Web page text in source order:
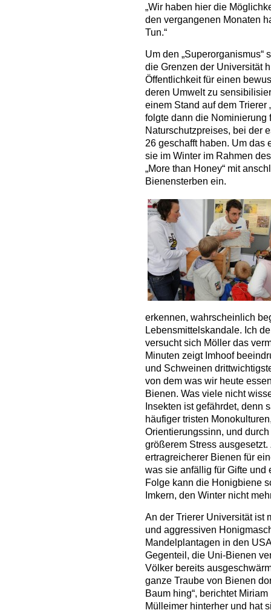
„Wir haben hier die
den vergangenen Monaten
Tun.“
Um den „Superorganismus“
die Grenzen der Universität
Öffentlichkeit für einen
deren Umwelt zu
einem Stand auf dem Trierer
folgte dann die Nominierung
Naturschutzpreises, bei der
26 geschafft haben. Um das
sie im Winter im Rahmen
„More than Honey“ mit
Bienensterben ein.
erkennen, wahrscheinlich
Lebensmittelskandale. Ich
versucht sich Möller das
Minuten zeigt Imhoof
und Schweinen
von dem was wir heute
Bienen. Was viele nicht
Insekten ist gefährdet, denn
häufiger tristen
Orientierungssinn, und
größerem Stress
ertragreicherer Bienen für
was sie anfällig für Gifte und
Folge kann die Honigbiene
Imkern, den Winter nicht
An der Trierer Universität ist
und aggressiven
Mandelplantagen in den
Gegenteil, die Uni-Bienen
Völker bereits
ganze Traube von Bienen
Baum hing“, berichtet
Mülleimer hinterher und hat